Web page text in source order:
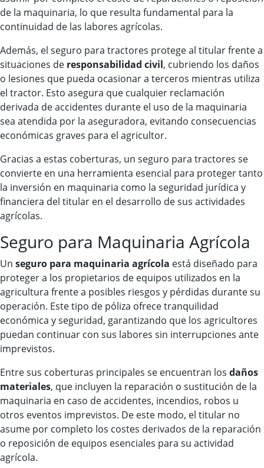
de la maquinaria, lo que resulta fundamental para la
continuidad de las labores agrícolas.
Además, el seguro para tractores protege al titular frente a
situaciones de responsabilidad civil, cubriendo los daños
o lesiones que pueda ocasionar a terceros mientras utiliza
el tractor. Esto asegura que cualquier reclamación
derivada de accidentes durante el uso de la maquinaria
sea atendida por la aseguradora, evitando consecuencias
económicas graves para el agricultor.
Gracias a estas coberturas, un seguro para tractores se
convierte en una herramienta esencial para proteger tanto
la inversión en maquinaria como la seguridad jurídica y
financiera del titular en el desarrollo de sus actividades
agrícolas.
Seguro para Maquinaria Agrícola
Un seguro para maquinaria agrícola está diseñado para
proteger a los propietarios de equipos utilizados en la
agricultura frente a posibles riesgos y pérdidas durante su
operación. Este tipo de póliza ofrece tranquilidad
económica y seguridad, garantizando que los agricultores
puedan continuar con sus labores sin interrupciones ante
imprevistos.
Entre sus coberturas principales se encuentran los daños
materiales, que incluyen la reparación o sustitución de la
maquinaria en caso de accidentes, incendios, robos u
otros eventos imprevistos. De este modo, el titular no
asume por completo los costes derivados de la reparación
o reposición de equipos esenciales para su actividad
agrícola.